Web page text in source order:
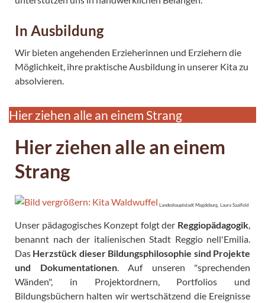
In Ausbildung
Wir bieten angehenden Erzieherinnen und Erziehern die
Möglichkeit, ihre praktische Ausbildung in unserer Kita zu
absolvieren.
Hier ziehen alle an einem Strang
Hier ziehen alle an einem
Strang
Landeshauptstadt Magdeburg, Laura Saalfeld
Unser pädagogisches Konzept folgt der Reggiopädagogik
benannt nach der italienischen Stadt Reggio nell'Emilia.
Das Herzstück dieser Bildungsphilosophie sind Projekte
und Dokumentationen. Auf unseren "sprechenden
Wänden", in Projektordnern, Portfolios und
Bildungsbüchern halten wir wertschätzend die Ereignisse